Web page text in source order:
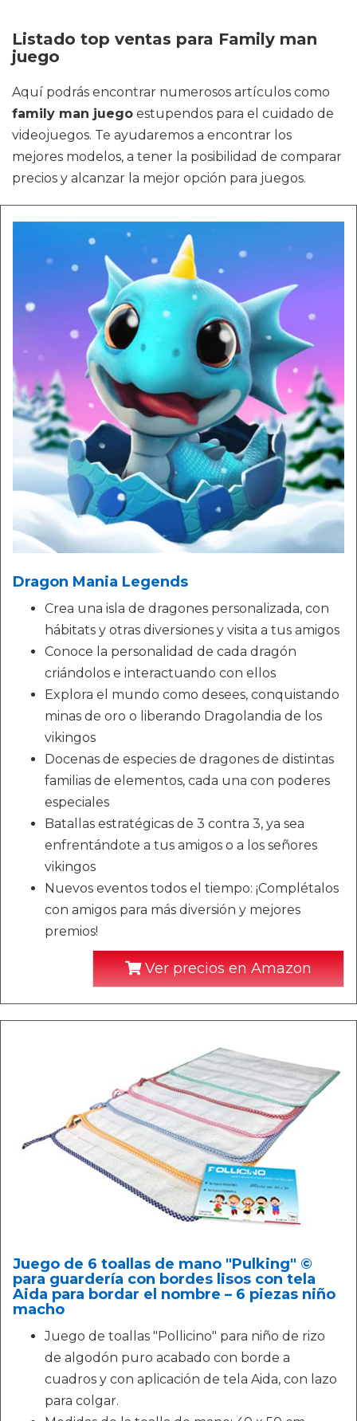
Listado top ventas para Family man
juego
Aquí podrás encontrar numerosos artículos como
family man juego estupendos para el cuidado de
videojuegos. Te ayudaremos a encontrar los
mejores modelos, a tener la posibilidad de comparar
precios y alcanzar la mejor opción para juegos.
Dragon Mania Legends
Crea una isla de dragones personalizada, con
hábitats y otras diversiones y visita a tus amigos
Conoce la personalidad de cada dragón
criándolos e interactuando con ellos
Explora el mundo como desees, conquistando
minas de oro o liberando Dragolandia de los
vikingos
Docenas de especies de dragones de distintas
familias de elementos, cada una con poderes
especiales
Batallas estratégicas de 3 contra 3, ya sea
enfrentándote a tus amigos o a los señores
vikingos
Nuevos eventos todos el tiempo: ¡Complétalos
con amigos para más diversión y mejores
premios!
Ver precios en Amazon
Juego de 6 toallas de mano "Pulking" ©
para guardería con bordes lisos con tela
Aida para bordar el nombre – 6 piezas niño
macho
Juego de toallas "Pollicino" para niño de rizo
de algodón puro acabado con borde a
cuadros y con aplicación de tela Aida, con lazo
para colgar.